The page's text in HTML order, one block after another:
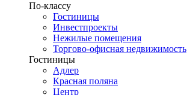
По-классу
Гостиницы
Инвестпроекты
Нежилые помещения
Торгово-офисная недвижимость
Гостиницы
Адлер
Красная поляна
Центр